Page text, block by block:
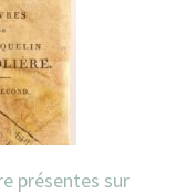
présentes sur